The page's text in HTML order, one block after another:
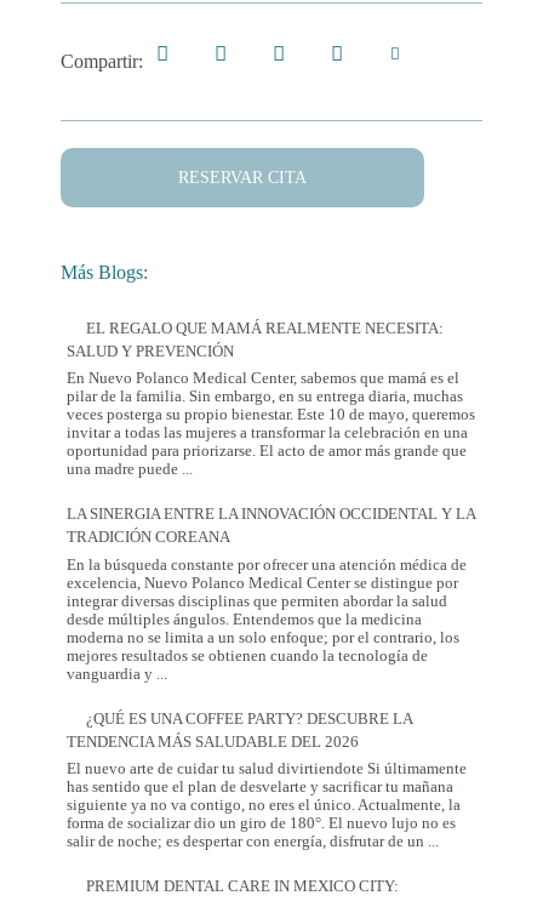
Compartir:
RESERVAR CITA
Más Blogs:
EL REGALO QUE MAMÁ REALMENTE NECESITA:
SALUD Y PREVENCIÓN
En Nuevo Polanco Medical Center, sabemos que mamá es el
pilar de la familia. Sin embargo, en su entrega diaria, muchas
veces posterga su propio bienestar. Este 10 de mayo, queremos
invitar a todas las mujeres a transformar la celebración en una
oportunidad para priorizarse. El acto de amor más grande que
una madre puede ...
que
Mamá
Realmente
Necesita:
Salud
y
Prevención
LA SINERGIA ENTRE LA INNOVACIÓN OCCIDENTAL Y LA
TRADICIÓN COREANA
En la búsqueda constante por ofrecer una atención médica de
excelencia, Nuevo Polanco Medical Center se distingue por
integrar diversas disciplinas que permiten abordar la salud
desde múltiples ángulos. Entendemos que la medicina
moderna no se limita a un solo enfoque; por el contrario, los
mejores resultados se obtienen cuando la tecnología de
vanguardia y
la
Innovación
Occidental
y
la
Tradición
Coreana
¿QUÉ ES UNA COFFEE PARTY? DESCUBRE LA
TENDENCIA MÁS SALUDABLE DEL 2026
El nuevo arte de cuidar tu salud divirtiendote Si últimamente
has sentido que el plan de desvelarte y sacrificar tu mañana
siguiente ya no va contigo, no eres el único. Actualmente, la
forma de socializar dio un giro de 180°. El nuevo lujo no es
salir de noche; es despertar con energía, disfrutar de un ...
PREMIUM DENTAL CARE IN MEXICO CITY: